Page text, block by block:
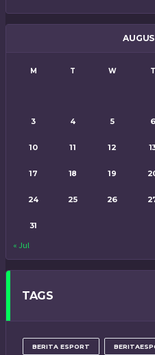
M T W T
3 4 5 6
10 11 12
17 18 19
24 25 26
31
« Jul
TAGS
BERITA ESPORT